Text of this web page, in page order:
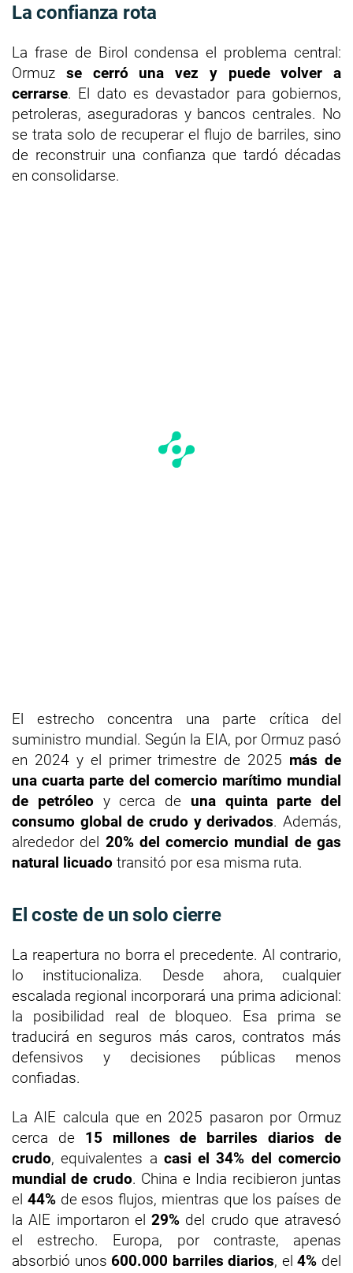
La confianza rota
La frase de Birol condensa el problema central:
Ormuz se cerró una vez y puede volver a
cerrarse. El dato es devastador para gobiernos,
petroleras, aseguradoras y bancos centrales. No
se trata solo de recuperar el flujo de barriles, sino
de reconstruir una confianza que tardó décadas
en consolidarse.
El estrecho concentra una parte crítica del
suministro mundial. Según la EIA, por Ormuz pasó
en 2024 y el primer trimestre de 2025 más de
una cuarta parte del comercio marítimo mundial
de petróleoy cerca de una quinta parte del
consumo global de crudo y derivados. Además,
alrededor del 20% del comercio mundial de gas
natural licuado transitó por esa misma ruta.
El coste de un solo cierre
La reapertura no borra el precedente. Al contrario,
lo institucionaliza. Desde ahora, cualquier
escalada regional incorporará una prima adicional:
la posibilidad real de bloqueo. Esa prima se
traducirá en seguros más caros, contratos más
defensivos y decisiones públicas menos
confiadas.
La AIE calcula que en 2025 pasaron por Ormuz
cerca de 15 millones de barriles diarios de
crudo, equivalentes a casi el 34% del comercio
mundial de crudo. China e India recibieron juntas
el 44%de esos flujos, mientras que los países de
la AIE importaron el 29% del crudo que atravesó
el estrecho. Europa, por contraste, apenas
absorbió unos 600.000 barriles diarios, el4% del